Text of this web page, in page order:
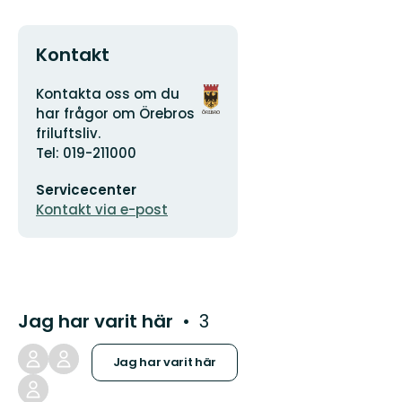
Kontakt
Adress
Kontakta oss om du
har frågor om Örebros
friluftsliv.
Tel: 019-211000
postadress
Servicecenter
Kontakt via e-post
Organisationens
logotyp
Jag har varit här 3
Jag har varit här